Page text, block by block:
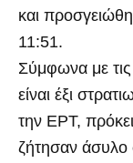
και
11:51.
Σύμφωνα με
είναι έξι
την ΕΡΤ,
ζήτησαν